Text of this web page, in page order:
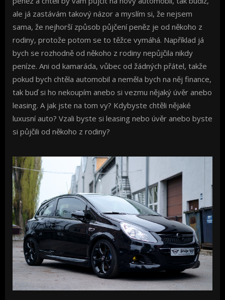
ale já zastávám takový názor a myslím si, že nejsem
sama, že nejhorší způsob půjčení peněz je od někoho z
rodiny, protože potom se to těžce vymáhá. Například já
bych se rozhodně od někoho z rodiny nepůjčila nikdy
peníze. Ani od kamaráda, vůbec od žádných přátel, takže
pokud bych chtěla automobil a neměla bych na něj finance,
tak buď si ho nekoupím anebo si vezmu nějaký úvěr anebo
leasing. A jak jste na tom vy? Kdybyste chtěli nějaké
luxusní auto? Vzali byste si leasing nebo úvěr anebo byste
si půjčili od někoho z rodiny?